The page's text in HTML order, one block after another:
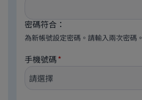
密碼符合：
為新帳號設定密碼。請輸入兩次密碼。
手機號碼